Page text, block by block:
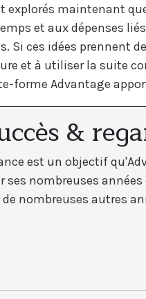
explorés maintenant
et aux dépenses
Si ces idées prennent
et à utiliser la suite
forme Advantage
&
est un objectif
nombreuses
nombreuses autres